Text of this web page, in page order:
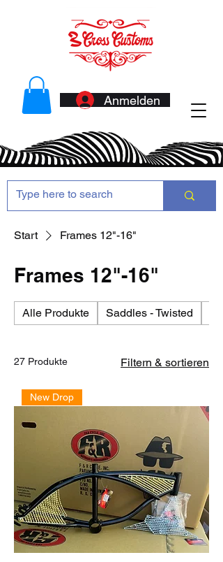
Anmelden
Start Frames 12"-16"
Frames 12"-16"
Alle Produkte Saddles - Twisted
27 Produkte Filtern & sortieren
New Drop